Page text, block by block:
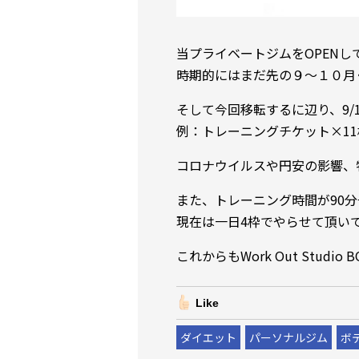
当プライベートジムをOPENし
時期的にはまだ先の９～１０
そして今回移転するに辺り、9/
例：トレーニングチケット
コロナウイルスや円安の影響
また、トレーニング時間が90
現在は一日4枠でやらせて頂い
これからもWork Out Studio
Like
ダイエット パーソナルジム ボ